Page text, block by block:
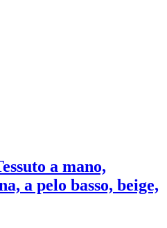
a mano,
a pelo basso, beige,